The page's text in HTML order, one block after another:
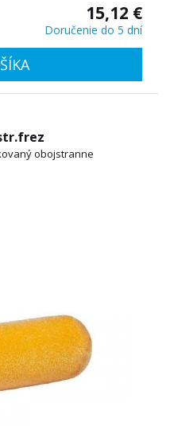
15,12 €
Doručenie do 5 dní
obojstranne